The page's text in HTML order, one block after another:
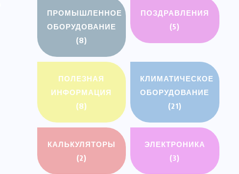
ПРОМЫШЛЕННОЕ
ОБОРУДОВАНИЕ
(8)
ПОЗДРАВЛЕНИЯ
(5)
ПОЛЕЗНАЯ
ИНФОРМАЦИЯ
(8)
КЛИМАТИЧЕСКОЕ
ОБОРУДОВАНИЕ
(21)
КАЛЬКУЛЯТОРЫ
(2)
ЭЛЕКТРОНИКА
(3)